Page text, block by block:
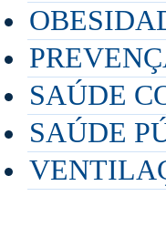
SAÚDE
SAÚDE